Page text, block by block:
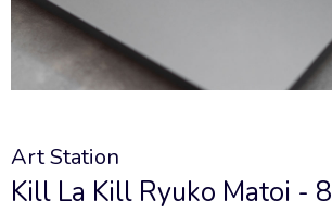
Art Station
Kill La Kill Ryuko Matoi - 8